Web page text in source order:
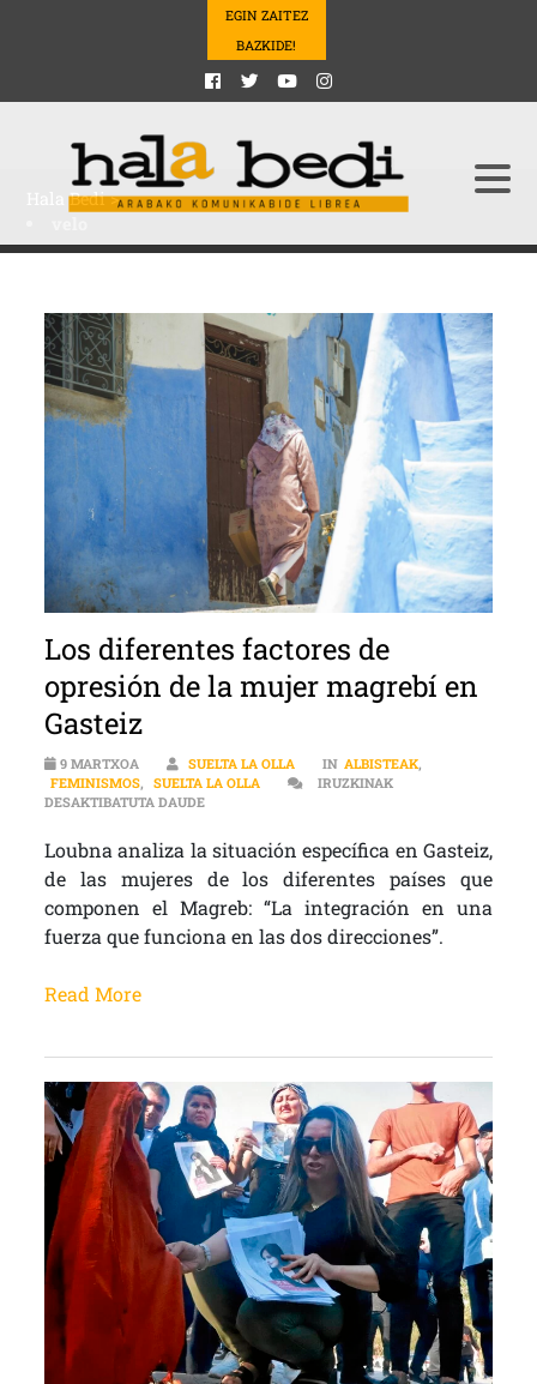
EGIN ZAITEZ
BAZKIDE!
Hala Bedi>
Los diferentes factores de
opresión de la mujer magrebí en
Gasteiz
9 MARTXOA SUELTA LA OLLA IN ALBISTEAK,
FEMINISMOS, SUELTA LA OLLA
IRUZKINAK
DESAKTIBATUTA DAUDELOS DIFERENTES FACTORES DE OPRESIÓN DE
Loubna analiza la situación específica en Gasteiz,
de las mujeres de los diferentes países que
componen el Magreb: “La integración en una
fuerza que funciona en las dos direcciones”.
Read More